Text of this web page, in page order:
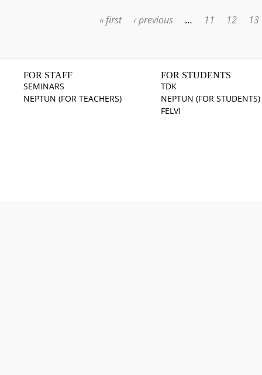
« first ‹ previous … 11 12 13
FOR STAFF
SEMINARS
NEPTUN (FOR TEACHERS)
FOR STUDENTS
TDK
NEPTUN (FOR STUDENTS)
FELVI